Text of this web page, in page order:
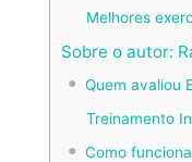
Melhores
Sobre o autor:
Quem avaliou
Treinamento
Como